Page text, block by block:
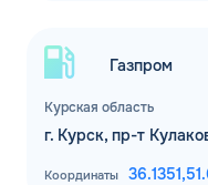
Курская область
Газпром
г. Курск, пр-т
Координаты 36.1351,